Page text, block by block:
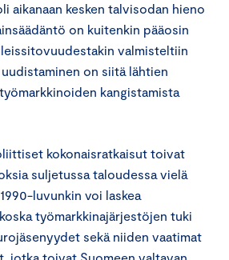
aikanaan kesken talvisodan hieno
on kuitenkin pääosin
valmisteltiin
on siitä lähtien
kangistamista
kokonaisratkaisut toivat
suljetussa taloudessa vielä
luvunkin voi laskea
työmarkkinajärjestöjen tuki
sekä niiden vaatimat